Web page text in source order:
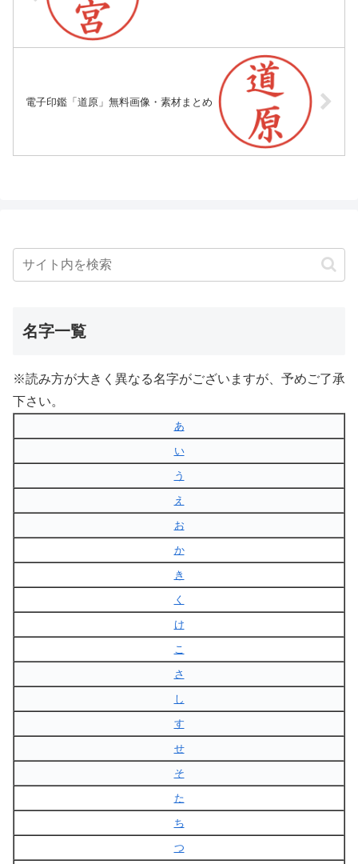
電子印鑑「道原」無料画像・素材まとめ
名字一覧
※読み方が大きく異なる名字がございますが、予めご了承
下さい。
あ
い
う
え
お
か
き
く
け
こ
さ
し
す
せ
そ
た
ち
つ